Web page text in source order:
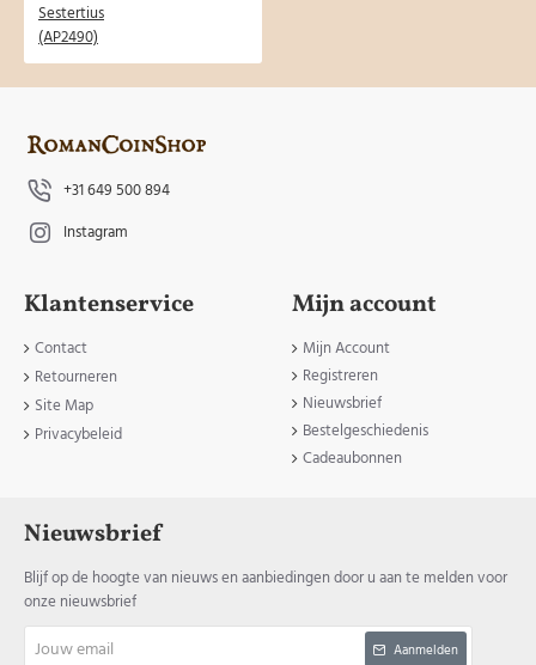
+31 649 500 894
Instagram
Klantenservice
Contact
Retourneren
Site Map
Privacybeleid
Mijn account
Mijn Account
Registreren
Nieuwsbrief
Bestelgeschiedenis
Cadeaubonnen
Nieuwsbrief
Blijf op de hoogte van nieuws en aanbiedingen door u aan te melden voor
onze nieuwsbrief
email
Aanmelden